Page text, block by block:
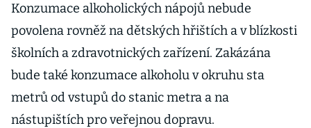
Konzumace alkoholických nápojů nebude
povolena rovněž na dětských hřištích a v blízkosti
školních a zdravotnických zařízení. Zakázána
bude také konzumace alkoholu v okruhu sta
metrů od vstupů do stanic metra a na
nástupištích pro veřejnou dopravu.